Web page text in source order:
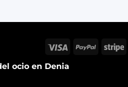
ocio en Denia
Visa PayPal